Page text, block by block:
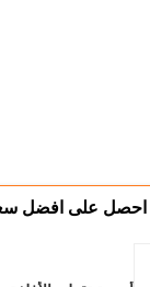
احصل على افضل